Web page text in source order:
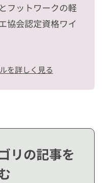
フットワークの軽
協会認定資格ワイ
を詳しく見る
リの記事を